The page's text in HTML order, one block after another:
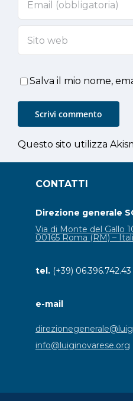
Salva il mio nome,
Questo sito utilizza
CONTATTI
Direzione generale
Via di Monte del Gallo
00165 Roma (RM) –
tel. (+39) 06.396.742.43
e-mail
info@luiginovarese.org